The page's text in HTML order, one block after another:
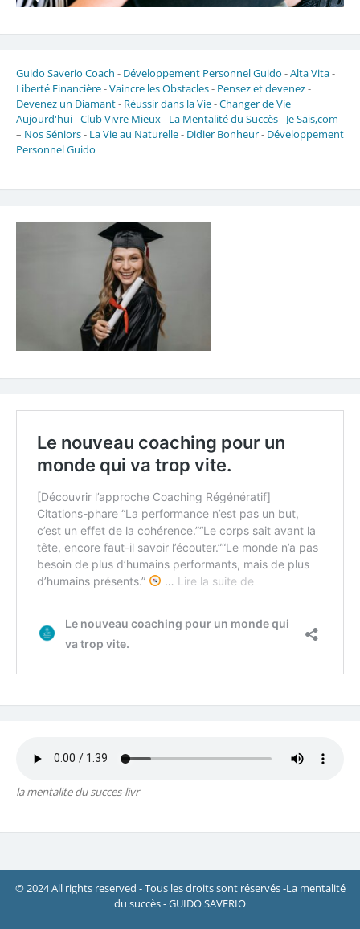
Guido Saverio Coach - Développement Personnel Guido -Alta Vita-
Liberté Financière-Vaincre les Obstacles- Pensez et devenez-
Devenez un Diamant- Réussir dans la Vie-Changer de Vie
Aujourd'hui-Club Vivre Mieux- La Mentalité du Succès- Je Sais,com
– Nos Séniors- La Vie au Naturelle- Didier Bonheur- Développement
Personnel Guido
la mentalite du succes-livr
© 2024 All rights reserved - Tous les droits sont réservés -La mentalité
du succès - GUIDO SAVERIO